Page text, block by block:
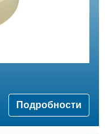
Подробности